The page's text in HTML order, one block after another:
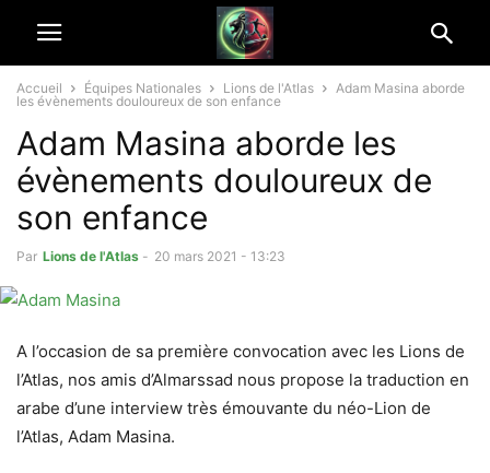
Accueil Équipes Nationales Lions de l'Atlas
Adam Masina aborde
les évènements douloureux de son enfance
Adam Masina aborde les
évènements douloureux de
son enfance
Par Lions de l'Atlas - 20 mars 2021 - 13:23
A l’occasion de sa première convocation avec les Lions de
l’Atlas, nos amis d’Almarssad nous propose la traduction en
arabe d’une interview très émouvante du néo-Lion de
l’Atlas, Adam Masina.